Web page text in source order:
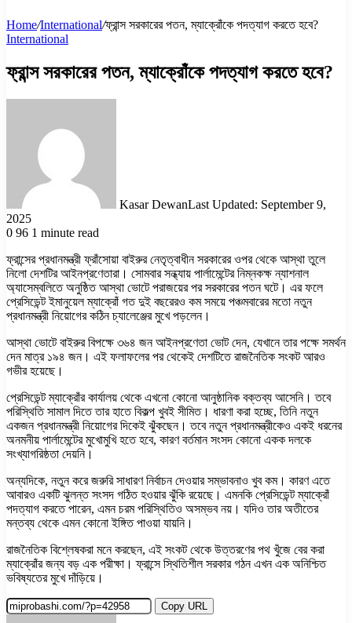
Home/International/ফ্রান্স সরকারের পতন, ম্যাক্রোঁকে পদত্যাগ করতে হবে?
International
ফ্রান্স সরকারের পতন, ম্যাক্রোঁকে পদত্যাগ করতে হবে?
Kasar DewanLast Updated: September 9,
2025
0 96 1 minute read
ফ্রান্সের প্রধানমন্ত্রী ফ্রাঁসোয়া বাইরুর নেতৃত্বাধীন সরকারের ওপর থেকে আস্থা তুলে
নিলো দেশটির আইনপ্রণেতারা। সোমবার সন্ধ্যায় পার্লামেন্টের নিম্নকক্ষ ন্যাশনাল
অ্যাসেম্বলিতে অনুষ্ঠিত আস্থা ভোটে পরাজয়ের পর সরকারের পতন ঘটে। এর ফলে
প্রেসিডেন্ট ইমানুয়েল ম্যাক্রোঁ গত দুই বছরেরও কম সময়ে পঞ্চমবারের মতো নতুন
প্রধানমন্ত্রী নিয়োগের কঠিন চ্যালেঞ্জের মুখে পড়লেন।
আস্থা ভোটে বাইরুর বিপক্ষে ৩৬৪ জন আইনপ্রণেতা ভোট দেন, যেখানে তার পক্ষে সমর্থন
দেন মাত্র ১৯৪ জন। এই ফলাফলের পর থেকেই দেশটিতে রাজনৈতিক সংকট আরও
গভীর হয়েছে।
প্রেসিডেন্ট ম্যাক্রোঁর কার্যালয় থেকে এখনো কোনো আনুষ্ঠানিক বক্তব্য আসেনি। তবে
পরিস্থিতি সামাল দিতে তার হাতে বিকল্প খুবই সীমিত। ধারণা করা হচ্ছে, তিনি নতুন
একজন প্রধানমন্ত্রী নিয়োগের দিকেই ঝুঁকছেন। তবে নতুন প্রধানমন্ত্রীকেও একই ধরনের
অনমনীয় পার্লামেন্টের মুখোমুখি হতে হবে, কারণ বর্তমান সংসদ কোনো একক দলকে
সংখ্যাগরিষ্ঠতা দেয়নি।
অন্যদিকে, নতুন করে জরুরি সাধারণ নির্বাচন দেওয়ার সম্ভাবনাও খুব কম। কারণ এতে
আবারও একটি ঝুলন্ত সংসদ গঠিত হওয়ার ঝুঁকি রয়েছে। এমনকি প্রেসিডেন্ট ম্যাক্রোঁ
পদত্যাগ করতে পারেন, এমন চরম পরিস্থিতিও অসম্ভব নয়। যদিও তার অতীতের
মন্তব্য থেকে এমন কোনো ইঙ্গিত পাওয়া যায়নি।
রাজনৈতিক বিশ্লেষকরা মনে করছেন, এই সংকট থেকে উত্তরণের পথ খুঁজে বের করা
ম্যাক্রোঁর জন্য বড় এক পরীক্ষা। ফ্রান্সে স্থিতিশীল সরকার গঠন এখন এক অনিশ্চিত
ভবিষ্যতের মুখে দাঁড়িয়ে।
Copy URL